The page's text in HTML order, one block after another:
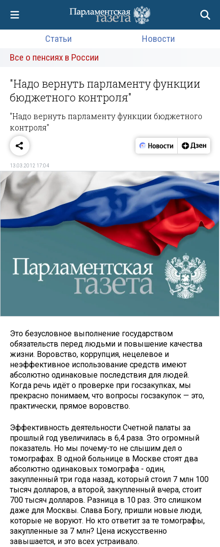
Статьи
Новости
Все о пенсиях в России
"Надо вернуть парламенту функции
бюджетного контроля"
"Надо вернуть парламенту функции бюджетного
контроля"
13.03.2012 17:04
Это безусловное выполнение государством
обязательств перед людьми и повышение качества
жизни. Воровство, коррупция, нецелевое и
неэффективное использование средств имеют
абсолютно одинаковые последствия для людей.
Когда речь идёт о проверке при госзакупках, мы
прекрасно понимаем, что вопросы госзакупок — это,
практически, прямое воровство.
Эффективность деятельности Счетной палаты за
прошлый год увеличилась в 6,4 раза. Это огромный
показатель. Но мы почему-то не слышим дел о
томографах. В одной больнице в Москве стоят два
абсолютно одинаковых томографа - один,
закупленный три года назад, который стоил 7 млн 100
тысяч долларов, а второй, закупленный вчера, стоит
700 тысяч долларов. Разница в 10 раз. Это слишком
даже для Москвы. Слава Богу, пришли новые люди,
которые не воруют. Но кто ответит за те томографы,
закупленные за 7 млн? Цена искусственно
завышается, и это всех устраивало.